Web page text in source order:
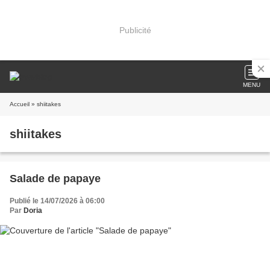
Publicité
MENU
Accueil » shiitakes
shiitakes
Salade de papaye
Publié le 14/07/2026 à 06:00
Par Doria